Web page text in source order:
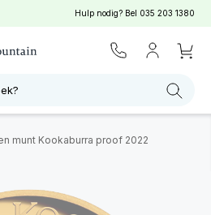
Hulp nodig? Bel 035 203 1380
munt Kookaburra proof 2022